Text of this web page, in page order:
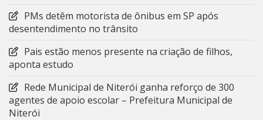
PMs detêm motorista de ônibus em SP após
desentendimento no trânsito
Pais estão menos presente na criação de filhos,
aponta estudo
Rede Municipal de Niterói ganha reforço de 300
agentes de apoio escolar – Prefeitura Municipal de
Niterói